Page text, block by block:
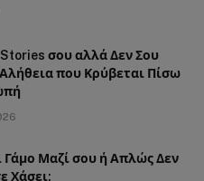
σου αλλά Δεν Σου
που Κρύβεται Πίσω
Γάμο Μαζί σου ή Απλώς Δεν
Χάσει;